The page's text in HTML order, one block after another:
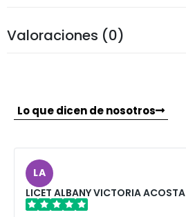
Valoraciones (0)
Lo que dicen de nosotros
LA
LICET ALBANY VICTORIA ACOSTA